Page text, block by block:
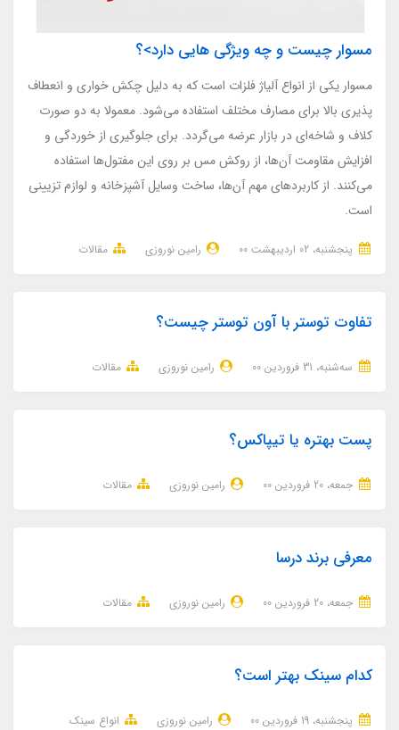
مسوار چیست و چه ویژگی هایی دارد>؟
مسوار یکی از انواع آلیاژ فلزات است که به دلیل چکش خواری و انعطاف
پذیری بالا برای مصارف مختلف استفاده می‌شود. معمولا به دو صورت
کلاف و شاخه‌ای در بازار عرضه می‌گردد. برای جلوگیری از خوردگی و
افزایش مقاومت آن‌ها، از روکش مس بر روی این مفتول‌ها استفاده
می‌کنند. از کاربردهای مهم آن‌ها، ساخت وسایل آشپزخانه و لوازم تزیینی
است.
پنجشنبه، 02 ارديبهشت 00 رامین نوروزی مقالات
تفاوت توستر با آون توستر چیست؟
ﺳﻪشنبه، 31 فروردین 00 رامین نوروزی مقالات
پست بهتره یا تیپاکس؟
جمعه، 20 فروردین 00 رامین نوروزی مقالات
معرفی برند درسا
جمعه، 20 فروردین 00 رامین نوروزی مقالات
کدام سینک بهتر است؟
پنجشنبه، 19 فروردین 00 رامین نوروزی
انواع سینک